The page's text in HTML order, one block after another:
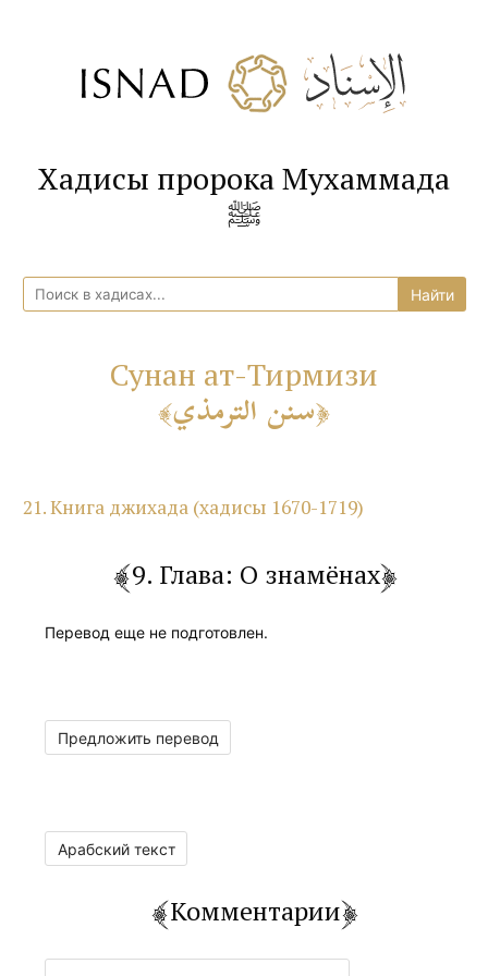
Хадисы пророка Мухаммада
ﷺ
Сунан ат-Тирмизи
سنن الترمذي
21. Книга джихада (хадисы 1670-1719)
9. Глава: О знамёнах
Перевод еще не подготовлен.
Предложить перевод
Арабский текст
Комментарии